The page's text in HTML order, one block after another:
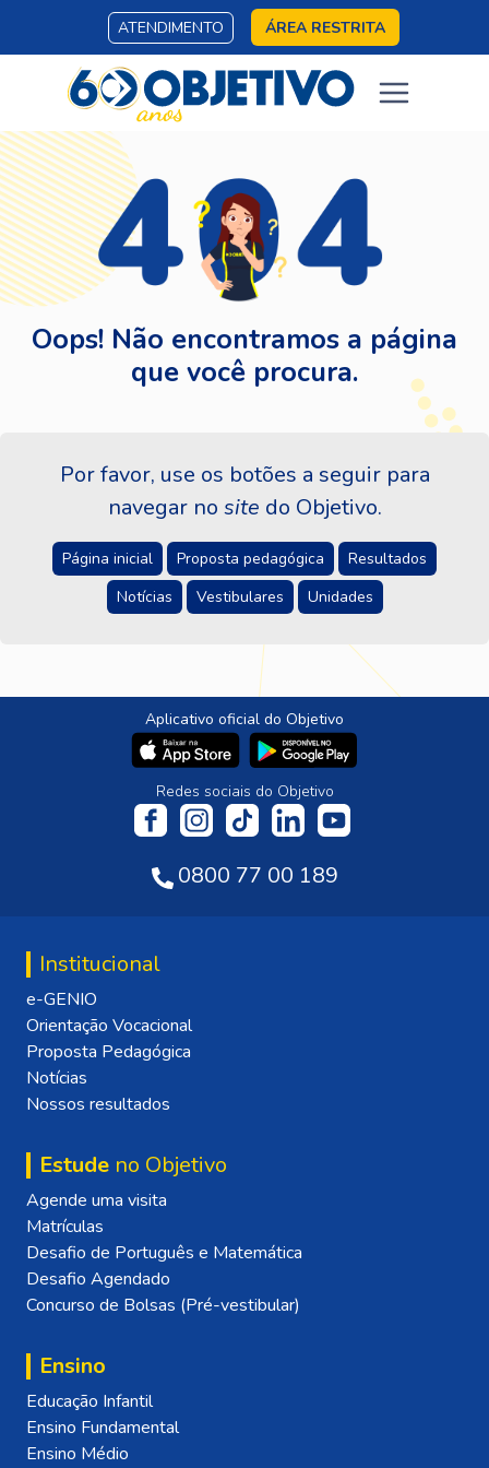
ATENDIMENTO ÁREA RESTRITA
Oops! Não encontramos a página
que você procura.
Por favor, use os botões a seguir para
navegar no site do Objetivo.
Página inicial Proposta pedagógica
Resultados
Notícias
Vestibulares Unidades
Aplicativo oficial do Objetivo
Redes sociais do Objetivo
0800 77 00 189
Institucional
e-GENIO
Orientação Vocacional
Proposta Pedagógica
Notícias
Nossos resultados
Estude no Objetivo
Agende uma visita
Matrículas
Desafio de Português e Matemática
Desafio Agendado
Concurso de Bolsas (Pré-vestibular)
Ensino
Educação Infantil
Ensino Fundamental
Ensino Médio